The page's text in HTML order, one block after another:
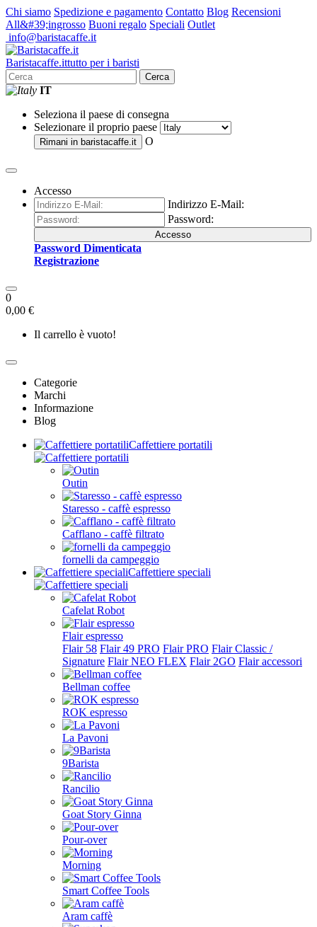
Chi siamo Spedizione e pagamento Contatto Blog Recensioni
All&#39;ingrosso Buoni regalo Speciali Outlet
info@baristacaffe.it
Baristacaffe.ittutto per i baristi
Cerca
IT
Seleziona il paese di consegna
Selezionare il proprio paese
Rimani in baristacaffe.it O
Accesso
Indirizzo E-Mail:
Password:
Accesso
Password Dimenticata
Registrazione
0
0,00 €
Il carrello è vuoto!
Categorie
Marchi
Informazione
Blog
Caffettiere portatili
Outin
Staresso - caffè espresso
Cafflano - caffè filtrato
fornelli da campeggio
Caffettiere speciali
Cafelat Robot
Flair espresso
Flair 58 Flair 49 PRO Flair PRO Flair Classic /
Signature Flair NEO FLEX Flair 2GO Flair accessori
Bellman coffee
ROK espresso
La Pavoni
9Barista
Rancilio
Goat Story Ginna
Pour-over
Morning
Smart Coffee Tools
Aram caffè